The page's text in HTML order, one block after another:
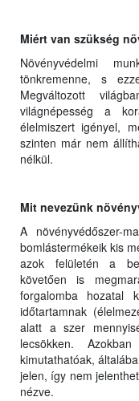
Miért van szükség
Növényvédelmi
tönkremenne, s
Megváltozott
világnépesség a
élelmiszert igényel,
szinten már nem
nélkül.
Mit nevezünk
A növényvédőszer-
bomlástermékeik kis
azok felületén a
követően is
forgalomba hozatal
időtartamnak
alatt a szer
lecsökken.
kimutathatóak,
jelen, így nem
nézve.